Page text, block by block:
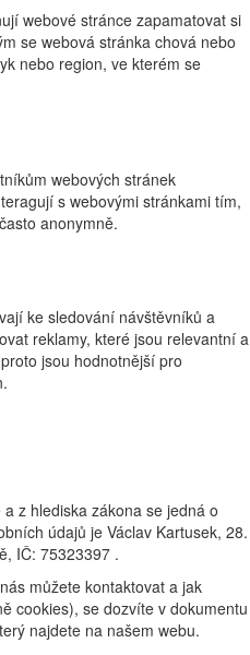
webové stránce zapamatovat si
se webová stránka chová nebo
nebo region, ve kterém se
webových stránek
s webovými stránkami tím,
anonymně.
ke sledování návštěvníků a
reklamy, které jsou relevantní a
jsou hodnotnější pro
z hlediska zákona se jedná o
údajů je Václav Kartusek, 28.
IČ: 75323397 .
můžete kontaktovat a jak
cookies), se dozvíte v dokumentu
najdete na našem webu.